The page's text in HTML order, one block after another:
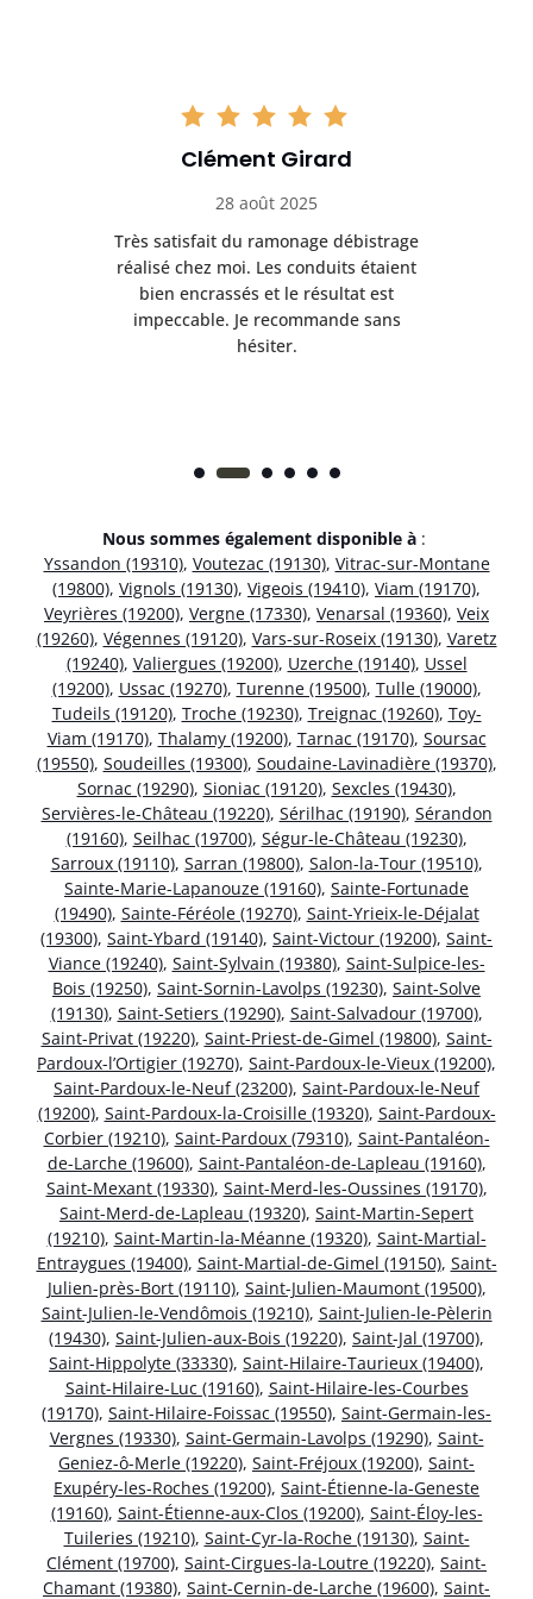
Clément Girard
28 août 2025
Très satisfait du ramonage débistrage
réalisé chez moi. Les conduits étaient
bien encrassés et le résultat est
impeccable. Je recommande sans
hésiter.
Nous sommes également disponible à :
Yssandon (19310), Voutezac (19130), Vitrac-sur-Montane
(19800), Vignols (19130), Vigeois (19410), Viam (19170),
Veyrières (19200), Vergne (17330), Venarsal (19360), Veix
(19260), Végennes (19120), Vars-sur-Roseix (19130), Varetz
(19240), Valiergues (19200), Uzerche (19140), Ussel
(19200), Ussac (19270), Turenne (19500), Tulle (19000),
Tudeils (19120), Troche (19230), Treignac (19260), Toy-
Viam (19170), Thalamy (19200), Tarnac (19170), Soursac
(19550), Soudeilles (19300), Soudaine-Lavinadière (19370),
Sornac (19290), Sioniac (19120), Sexcles (19430),
Servières-le-Château (19220), Sérilhac (19190), Sérandon
(19160), Seilhac (19700), Ségur-le-Château (19230),
Sarroux (19110), Sarran (19800), Salon-la-Tour (19510),
Sainte-Marie-Lapanouze (19160), Sainte-Fortunade
(19490), Sainte-Féréole (19270), Saint-Yrieix-le-Déjalat
(19300), Saint-Ybard (19140), Saint-Victour (19200), Saint-
Viance (19240), Saint-Sylvain (19380), Saint-Sulpice-les-
Bois (19250), Saint-Sornin-Lavolps (19230), Saint-Solve
(19130), Saint-Setiers (19290), Saint-Salvadour (19700),
Saint-Privat (19220), Saint-Priest-de-Gimel (19800), Saint-
Pardoux-l’Ortigier (19270), Saint-Pardoux-le-Vieux (19200),
Saint-Pardoux-le-Neuf (23200), Saint-Pardoux-le-Neuf
(19200), Saint-Pardoux-la-Croisille (19320), Saint-Pardoux-
Corbier (19210), Saint-Pardoux (79310), Saint-Pantaléon-
de-Larche (19600), Saint-Pantaléon-de-Lapleau (19160),
Saint-Mexant (19330), Saint-Merd-les-Oussines (19170),
Saint-Merd-de-Lapleau (19320), Saint-Martin-Sepert
(19210), Saint-Martin-la-Méanne (19320), Saint-Martial-
Entraygues (19400), Saint-Martial-de-Gimel (19150), Saint-
Julien-près-Bort (19110), Saint-Julien-Maumont (19500),
Saint-Julien-le-Vendômois (19210), Saint-Julien-le-Pèlerin
(19430), Saint-Julien-aux-Bois (19220), Saint-Jal (19700),
Saint-Hippolyte (33330), Saint-Hilaire-Taurieux (19400),
Saint-Hilaire-Luc (19160), Saint-Hilaire-les-Courbes
(19170), Saint-Hilaire-Foissac (19550), Saint-Germain-les-
Vergnes (19330), Saint-Germain-Lavolps (19290), Saint-
Geniez-ô-Merle (19220), Saint-Fréjoux (19200), Saint-
Exupéry-les-Roches (19200), Saint-Étienne-la-Geneste
(19160), Saint-Étienne-aux-Clos (19200), Saint-Éloy-les-
Tuileries (19210), Saint-Cyr-la-Roche (19130), Saint-
Clément (19700), Saint-Cirgues-la-Loutre (19220), Saint-
Chamant (19380), Saint-Cernin-de-Larche (19600), Saint-